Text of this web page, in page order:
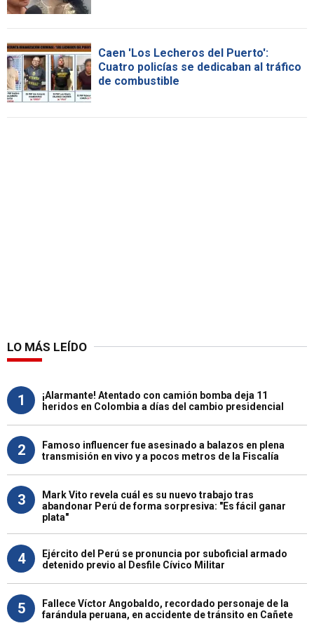
Caen 'Los Lecheros del Puerto':
Cuatro policías se dedicaban al tráfico
de combustible
LO MÁS LEÍDO
1
¡Alarmante! Atentado con camión bomba deja 11
heridos en Colombia a días del cambio presidencial
2
Famoso influencer fue asesinado a balazos en plena
transmisión en vivo y a pocos metros de la Fiscalía
3
Mark Vito revela cuál es su nuevo trabajo tras
abandonar Perú de forma sorpresiva: "Es fácil ganar
plata"
4
Ejército del Perú se pronuncia por suboficial armado
detenido previo al Desfile Cívico Militar
5
Fallece Víctor Angobaldo, recordado personaje de la
farándula peruana, en accidente de tránsito en Cañete